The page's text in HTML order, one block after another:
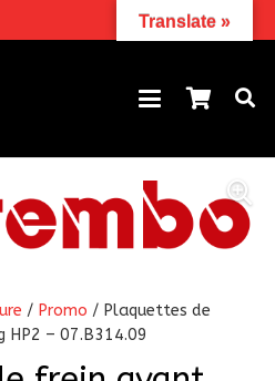
/ Promo / Plaquettes de
HP2 – 07.B314.09
Translate »